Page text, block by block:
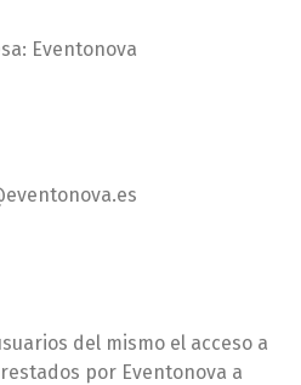
Eventonova
del mismo el acceso a
por Eventonova a